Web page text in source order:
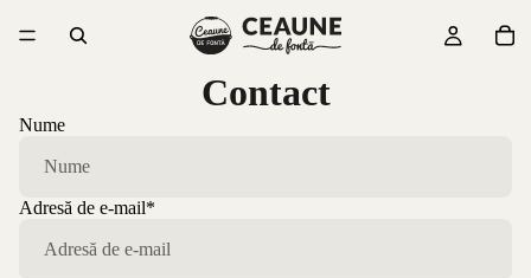
Contact
Nume
Adresă de e-mail*